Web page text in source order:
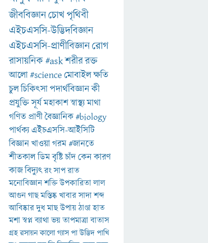
জীববিজ্ঞানচোখপৃথিবী
এইচএসসি-উদ্ভিদবিজ্ঞান
এইচএসসি-প্রাণীবিজ্ঞানরোগ
রাসায়নিক#askশরীররক্ত
আলো#scienceমোবাইলক্ষতি
চুলচিকিৎসাপদার্থবিজ্ঞানকী
প্রযুক্তিসূর্যমহাকাশস্বাস্থ্যমাথা
গণিত প্রাণীবৈজ্ঞানিক#biology
পার্থক্য এইচএসসি-আইসিটি
বিজ্ঞানখাওয়াগরম#জানতে
শীতকালডিমবৃষ্টিচাঁদকেনকারণ
কাজবিদ্যুৎরংসাপরাত
মনোবিজ্ঞানশক্তিউপকারিতালাল
আগুনগাছমস্তিষ্কখাবারসাদাশব্দ
আবিষ্কারদুধমাছউপায়ঠাণ্ডাহাত
মশাস্বপ্নব্যাথাভয়তাপমাত্রাবাতাস
গ্রহরসায়নকালোগ্যাসপাউদ্ভিদপাখি